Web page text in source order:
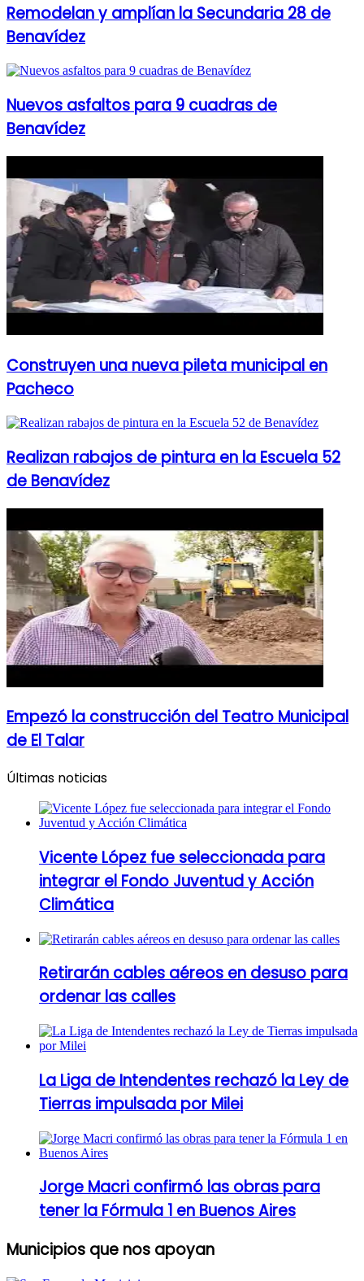
Remodelan y amplían la Secundaria 28 de
Benavídez
Nuevos asfaltos para 9 cuadras de
Benavídez
Construyen una nueva pileta municipal en
Pacheco
Realizan rabajos de pintura en la Escuela 52
de Benavídez
Empezó la construcción del Teatro Municipal
de El Talar
Últimas noticias
Vicente López fue seleccionada para
integrar el Fondo Juventud y Acción
Climática
Retirarán cables aéreos en desuso para
ordenar las calles
La Liga de Intendentes rechazó la Ley de
Tierras impulsada por Milei
Jorge Macri confirmó las obras para
tener la Fórmula 1 en Buenos Aires
Municipios que nos apoyan